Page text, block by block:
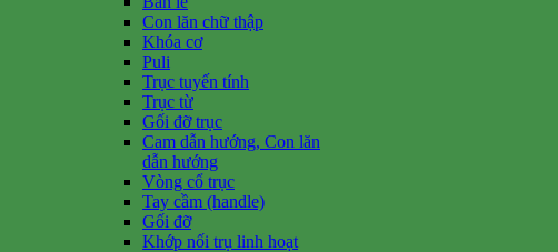
Con lăn chữ thập
Khóa cơ
Puli
Trục tuyến tính
Trục từ
Gối đỡ trục
Cam dẫn hướng, Con lăn
dẫn hướng
Vòng cổ trục
Tay cầm (handle)
Gối đỡ
Khớp nối trụ linh hoạt